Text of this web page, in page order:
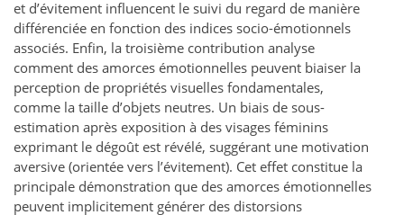
et d’évitement influencent le suivi du regard de manière
différenciée en fonction des indices socio-émotionnels
associés. Enfin, la troisième contribution analyse
comment des amorces émotionnelles peuvent biaiser la
perception de propriétés visuelles fondamentales,
comme la taille d’objets neutres. Un biais de sous-
estimation après exposition à des visages féminins
exprimant le dégoût est révélé, suggérant une motivation
aversive (orientée vers l’évitement). Cet effet constitue la
principale démonstration que des amorces émotionnelles
peuvent implicitement générer des distorsions